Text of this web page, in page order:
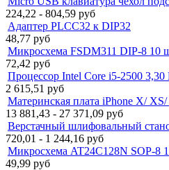
224,22 - 804,59 руб
Адаптер PLCC32 к DIP32
48,77 руб
Микросхема FSDM311 DIP-8 10
72,42 руб
Процессор Intel Core i5-2500
2 615,51 руб
Материнская плата iPhone X/
13 881,43 - 27 371,09 руб
Верстачный шлифовальный
720,01 - 1 244,16 руб
Микросхема AT24C128N SOP-8
49,99 руб